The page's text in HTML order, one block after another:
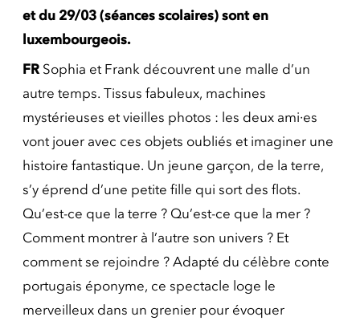
et du 29/03 (séances scolaires) sont en
luxembourgeois.
FR Sophia et Frank découvrent une malle d’un
autre temps. Tissus fabuleux, machines
mystérieuses et vieilles photos : les deux ami·es
vont jouer avec ces objets oubliés et imaginer une
histoire fantastique. Un jeune garçon, de la terre,
s’y éprend d’une petite fille qui sort des flots.
Qu’est-ce que la terre ? Qu’est-ce que la mer ?
Comment montrer à l’autre son univers ? Et
comment se rejoindre ? Adapté du célèbre conte
portugais éponyme, ce spectacle loge le
merveilleux dans un grenier pour évoquer